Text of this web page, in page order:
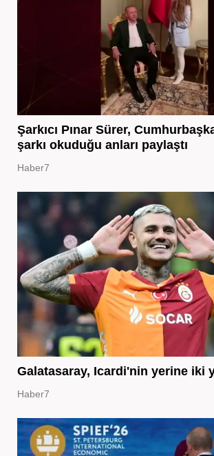
Şarkıcı Pınar Sürer,
şarkı okuduğu anları paylaştı
Haber7
Galatasaray, Icardi'nin yerine iki
Haber7